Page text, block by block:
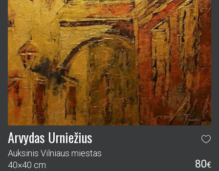
Arvydas Urniežius
Auksinis Vilniaus miestas
40×40 cm
80€